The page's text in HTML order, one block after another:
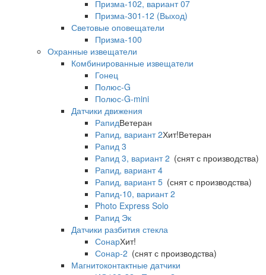
Призма-102, вариант 07
Призма-301-12 (Выход)
Световые оповещатели
Призма-100
Охранные извещатели
Комбинированные извещатели
Гонец
Полюс-G
Полюс-G-mini
Датчики движения
РапидВетеран
Рапид, вариант 2Хит!Ветеран
Рапид 3
Рапид 3, вариант 2 (снят с производства)
Рапид, вариант 4
Рапид, вариант 5 (снят с производства)
Рапид-10, вариант 2
Photo Express Solo
Рапид Эк
Датчики разбития стекла
СонарХит!
Сонар-2 (снят с производства)
Магнитоконтактные датчики